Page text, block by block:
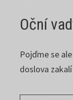
Oční
Pojďme se
doslova